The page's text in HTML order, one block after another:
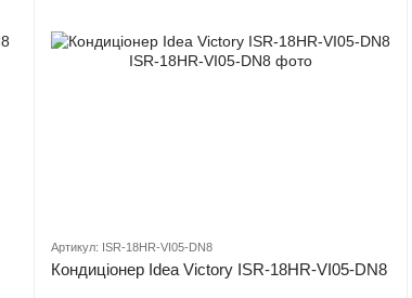
Артикул: ISR-18HR-VI05-DN8
Кондиціонер Idea Victory ISR-18HR-VI05-DN8